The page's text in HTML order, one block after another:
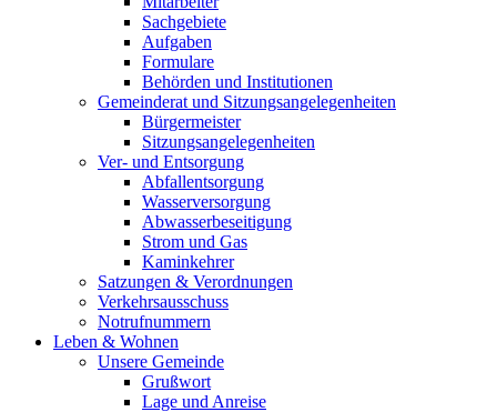
Sachgebiete
Aufgaben
Formulare
Behörden und Institutionen
Gemeinderat und Sitzungsangelegenheiten
Bürgermeister
Sitzungsangelegenheiten
Ver- und Entsorgung
Abfallentsorgung
Wasserversorgung
Abwasserbeseitigung
Strom und Gas
Kaminkehrer
Satzungen & Verordnungen
Verkehrsausschuss
Notrufnummern
Leben & Wohnen
Unsere Gemeinde
Grußwort
Lage und Anreise